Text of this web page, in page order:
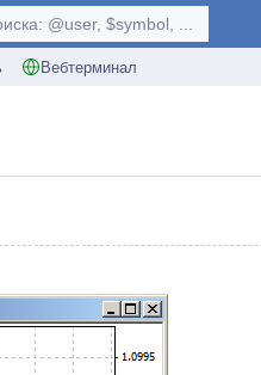
Вебтерминал
@user, $symbol, ...